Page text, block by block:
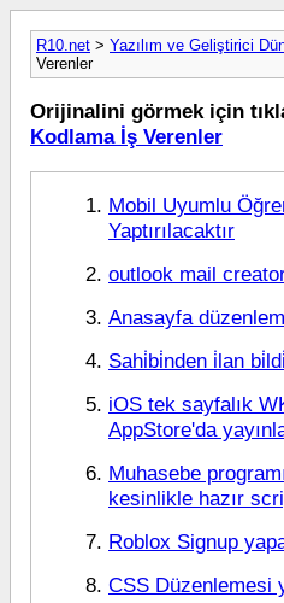
R10.net > Yazılım ve Geliştirici
Verenler
Orijinalini görmek için
Kodlama İş Verenler
Mobil Uyumlu
Yaptırılacaktır
outlook mail
Anasayfa
Sahi̇bi̇nden i̇lan
iOS tek sayfalık
AppStore'da
Muhasebe
kesinlikle hazır
Roblox Signup
CSS Düzenlemesi